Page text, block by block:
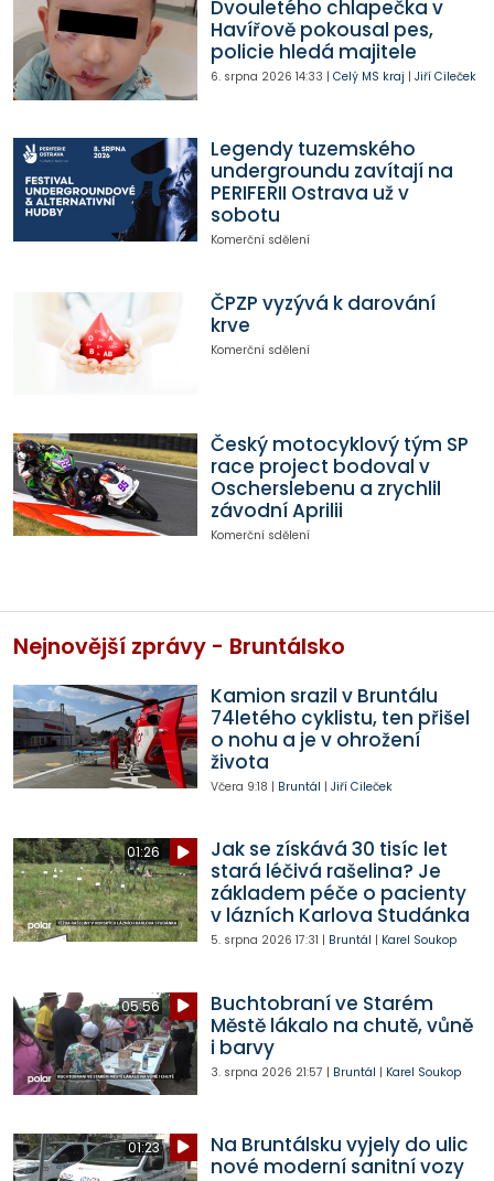
Dvouletého chlapečka v
Havířově pokousal pes,
policie hledá majitele
6. srpna 2026 14:33 | Celý MS kraj | Jiří Cileček
Legendy tuzemského
undergroundu zavítají na
PERIFERII Ostrava už v
sobotu
Komerční sdělení
ČPZP vyzývá k darování
krve
Komerční sdělení
Český motocyklový tým SP
race project bodoval v
Oscherslebenu a zrychlil
závodní Aprilii
Komerční sdělení
Nejnovější zprávy - Bruntálsko
Kamion srazil v Bruntálu
74letého cyklistu, ten přišel
o nohu a je v ohrožení
života
Včera 9:18 | Bruntál | Jiří Cileček
01:26
Jak se získává 30 tisíc let
stará léčivá rašelina? Je
základem péče o pacienty
v lázních Karlova Studánka
5. srpna 2026 17:31 | Bruntál | Karel Soukop
05:56
Buchtobraní ve Starém
Městě lákalo na chutě, vůně
i barvy
3. srpna 2026 21:57 | Bruntál | Karel Soukop
01:23
Na Bruntálsku vyjely do ulic
nové moderní sanitní vozy